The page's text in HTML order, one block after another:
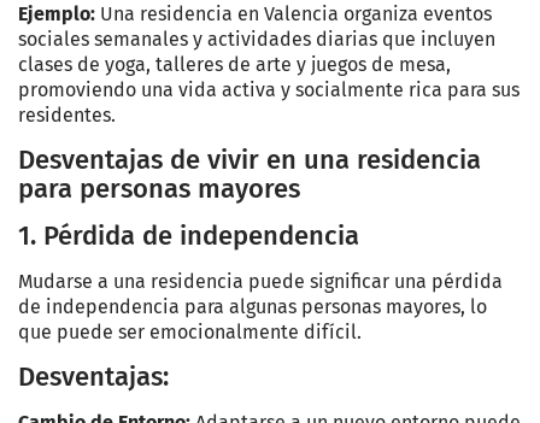
Ejemplo: Una residencia en Valencia organiza eventos
sociales semanales y actividades diarias que incluyen
clases de yoga, talleres de arte y juegos de mesa,
promoviendo una vida activa y socialmente rica para sus
residentes.
Desventajas de vivir en una residencia
para personas mayores
1. Pérdida de independencia
Mudarse a una residencia puede significar una pérdida
de independencia para algunas personas mayores, lo
que puede ser emocionalmente difícil.
Desventajas: